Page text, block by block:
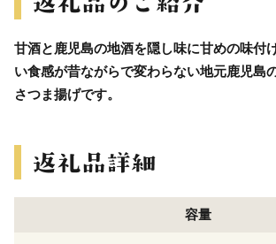
甘酒と鹿児島の地酒を隠し味に甘めの味付
い食感が昔ながらで変わらない地元鹿児島
さつま揚げです。
容量